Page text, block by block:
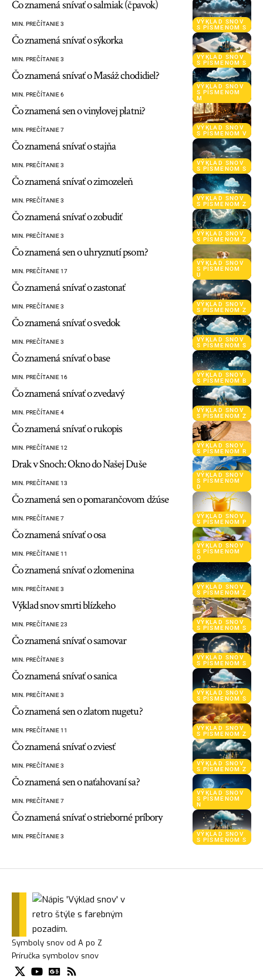
VÝKLAD SNOV
S PÍSMENOM S
Čo znamená snívať o salmiak (čpavok)
MIN. PREČÍTANIE 3
VÝKLAD SNOV
S PÍSMENOM S
Čo znamená snívať o sýkorka
MIN. PREČÍTANIE 3
VÝKLAD SNOV
S PÍSMENOM
M
Čo znamená snívať o Masáž chodidiel?
MIN. PREČÍTANIE 6
VÝKLAD SNOV
S PÍSMENOM V
Čo znamená sen o vinylovej platni?
MIN. PREČÍTANIE 7
VÝKLAD SNOV
S PÍSMENOM S
Čo znamená snívať o stajňa
MIN. PREČÍTANIE 3
VÝKLAD SNOV
S PÍSMENOM Z
Čo znamená snívať o zimozeleň
MIN. PREČÍTANIE 3
VÝKLAD SNOV
S PÍSMENOM Z
Čo znamená snívať o zobudiť
MIN. PREČÍTANIE 3
VÝKLAD SNOV
S PÍSMENOM
U
Čo znamená sen o uhryznutí psom?
MIN. PREČÍTANIE 17
VÝKLAD SNOV
S PÍSMENOM Z
Čo znamená snívať o zastonať
MIN. PREČÍTANIE 3
VÝKLAD SNOV
S PÍSMENOM S
Čo znamená snívať o svedok
MIN. PREČÍTANIE 3
VÝKLAD SNOV
S PÍSMENOM B
Čo znamená snívať o base
MIN. PREČÍTANIE 16
VÝKLAD SNOV
S PÍSMENOM Z
Čo znamená snívať o zvedavý
MIN. PREČÍTANIE 4
VÝKLAD SNOV
S PÍSMENOM R
Čo znamená snívať o rukopis
MIN. PREČÍTANIE 12
VÝKLAD SNOV
S PÍSMENOM
D
Drak v Snoch: Okno do Našej Duše
MIN. PREČÍTANIE 13
VÝKLAD SNOV
S PÍSMENOM P
Čo znamená sen o pomarančovom džúse
MIN. PREČÍTANIE 7
VÝKLAD SNOV
S PÍSMENOM
O
Čo znamená snívať o osa
MIN. PREČÍTANIE 11
VÝKLAD SNOV
S PÍSMENOM Z
Čo znamená snívať o zlomenina
MIN. PREČÍTANIE 3
VÝKLAD SNOV
S PÍSMENOM S
Výklad snov smrti blízkeho
MIN. PREČÍTANIE 23
VÝKLAD SNOV
S PÍSMENOM S
Čo znamená snívať o samovar
MIN. PREČÍTANIE 3
VÝKLAD SNOV
S PÍSMENOM S
Čo znamená snívať o sanica
MIN. PREČÍTANIE 3
VÝKLAD SNOV
S PÍSMENOM Z
Čo znamená sen o zlatom nugetu?
MIN. PREČÍTANIE 11
VÝKLAD SNOV
S PÍSMENOM Z
Čo znamená snívať o zviesť
MIN. PREČÍTANIE 3
VÝKLAD SNOV
S PÍSMENOM
N
Čo znamená sen o naťahovaní sa?
MIN. PREČÍTANIE 7
VÝKLAD SNOV
S PÍSMENOM S
Čo znamená snívať o strieborné príbory
MIN. PREČÍTANIE 3
Symboly snov od A po Z
Príručka symbolov snov